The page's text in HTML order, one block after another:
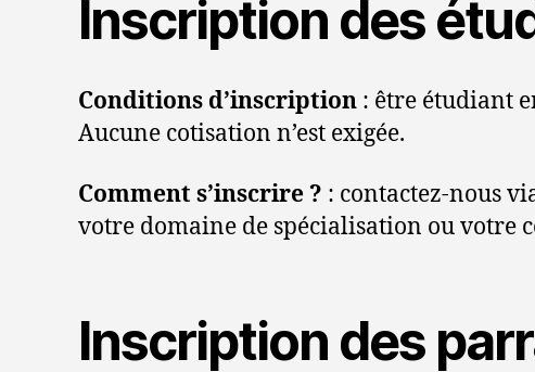
Inscription des
Conditions d’inscription : être étudiant
Aucune cotisation n’est exigée.
Comment s’inscrire ? : contactez-nous
votre domaine de spécialisation ou votre
Inscription des